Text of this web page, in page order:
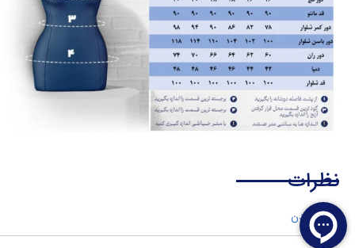
نظرات
وارد شدن